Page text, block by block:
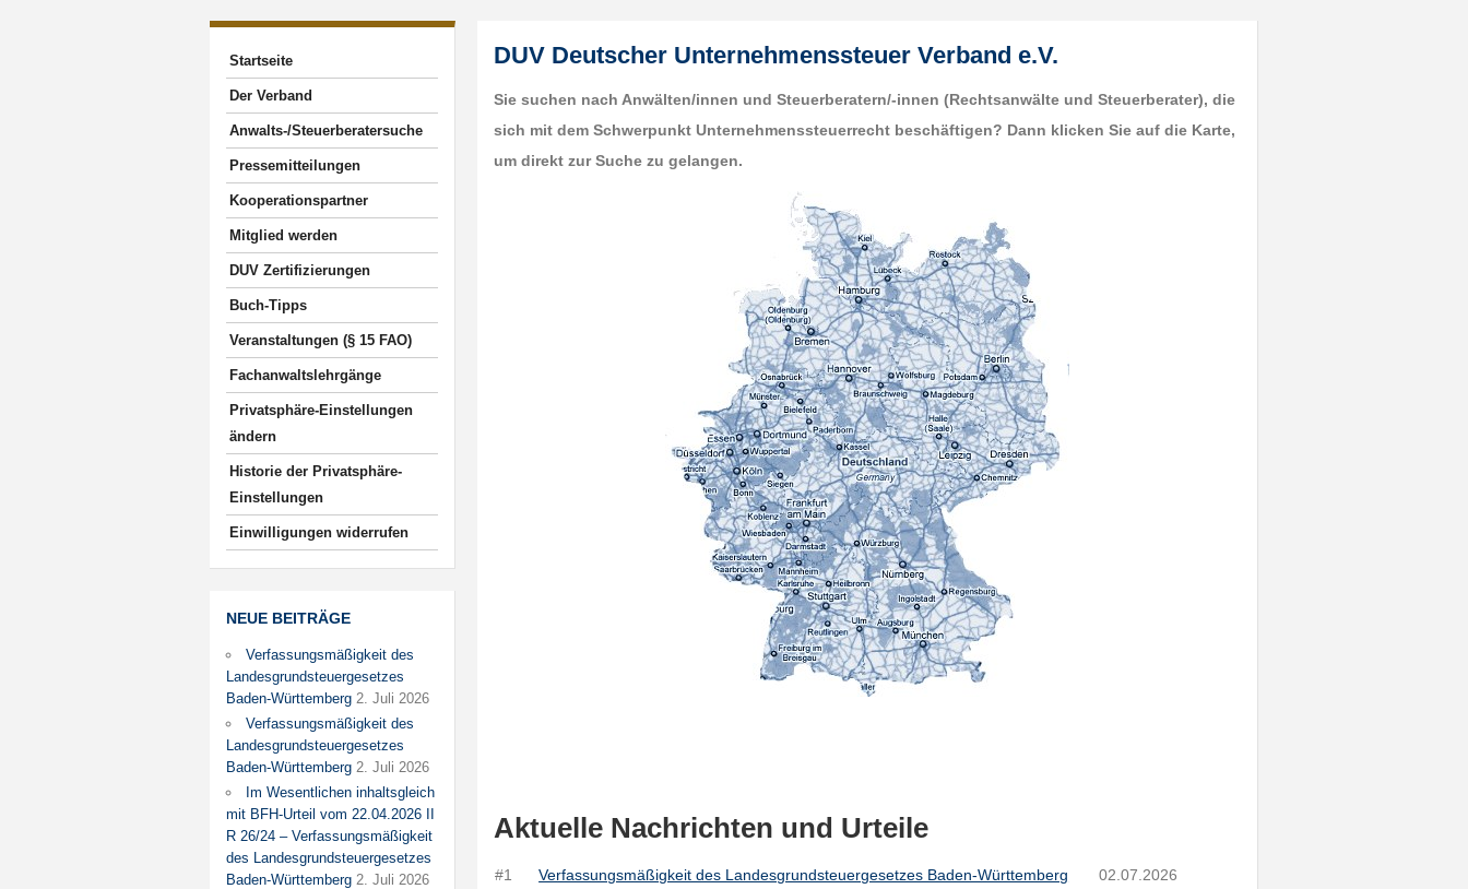
Startseite
Der Verband
Anwalts-/Steuerberatersuche
Pressemitteilungen
Kooperationspartner
Mitglied werden
DUV Zertifizierungen
Buch-Tipps
Veranstaltungen (§ 15 FAO)
Fachanwaltslehrgänge
Privatsphäre-Einstellungen
ändern
Historie der Privatsphäre-
Einstellungen
Einwilligungen widerrufen
NEUE BEITRÄGE
Verfassungsmäßigkeit des
Landesgrundsteuergesetzes
Baden-Württemberg 2. Juli 2026
Verfassungsmäßigkeit des
Landesgrundsteuergesetzes
Baden-Württemberg 2. Juli 2026
Im Wesentlichen inhaltsgleich
mit BFH-Urteil vom 22.04.2026 II
R 26/24 – Verfassungsmäßigkeit
des Landesgrundsteuergesetzes
Baden-Württemberg 2. Juli 2026
DUV Deutscher Unternehmenssteuer Verband e.V.
Sie suchen nach Anwälten/innen und Steuerberatern/-innen (Rechtsanwälte und Steuerberater), die
sich mit dem Schwerpunkt Unternehmenssteuerrecht beschäftigen? Dann klicken Sie auf die Karte,
um direkt zur Suche zu gelangen.
Aktuelle Nachrichten und Urteile
#1 Verfassungsmäßigkeit des Landesgrundsteuergesetzes Baden-Württemberg
02.07.2026